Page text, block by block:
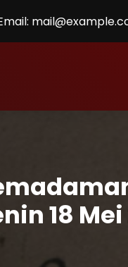
terbaru, strategi usaha,
18